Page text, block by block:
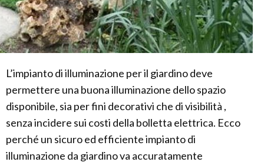
L’impianto di illuminazione per il giardino deve
permettere una buona illuminazione dello spazio
disponibile, sia per fini decorativi che di visibilità ,
senza incidere sui costi della bolletta elettrica. Ecco
perché un sicuro ed efficiente impianto di
illuminazione da giardino va accuratamente